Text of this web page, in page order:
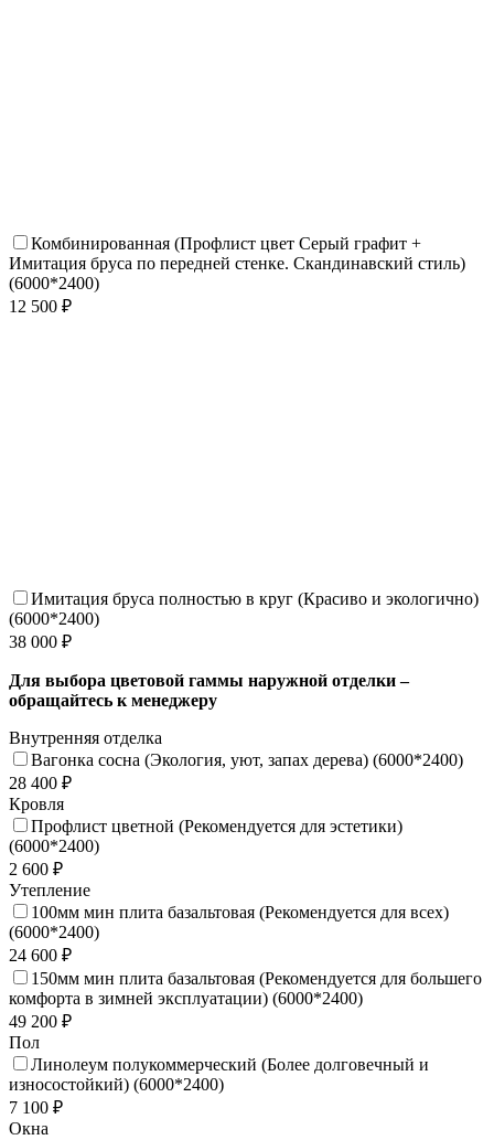
Комбинированная (Профлист цвет Серый графит +
Имитация бруса по передней стенке. Скандинавский стиль)
(6000*2400)
12 500 ₽
Имитация бруса полностью в круг (Красиво и экологично)
(6000*2400)
38 000 ₽
Для выбора цветовой гаммы наружной отделки –
обращайтесь к менеджеру
Внутренняя отделка
Вагонка сосна (Экология, уют, запах дерева) (6000*2400)
28 400 ₽
Кровля
Профлист цветной (Рекомендуется для эстетики)
(6000*2400)
2 600 ₽
Утепление
100мм мин плита базальтовая (Рекомендуется для всех)
(6000*2400)
24 600 ₽
150мм мин плита базальтовая (Рекомендуется для большего
комфорта в зимней эксплуатации) (6000*2400)
49 200 ₽
Пол
Линолеум полукоммерческий (Более долговечный и
износостойкий) (6000*2400)
7 100 ₽
Окна